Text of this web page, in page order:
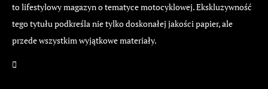
to lifestylowy magazyn o tematyce motocyklowej. Ekskluzywność
tego tytułu podkreśla nie tylko doskonałej jakości papier, ale
przede wszystkim wyjątkowe materiały.